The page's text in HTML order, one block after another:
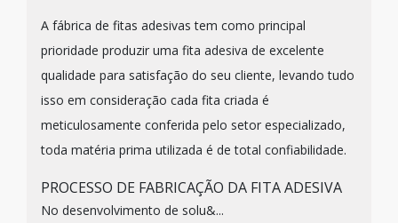
A fábrica de fitas adesivas tem como principal
prioridade produzir uma fita adesiva de excelente
qualidade para satisfação do seu cliente, levando tudo
isso em consideração cada fita criada é
meticulosamente conferida pelo setor especializado,
toda matéria prima utilizada é de total confiabilidade.
PROCESSO DE FABRICAÇÃO DA FITA ADESIVA
No desenvolvimento de solu&...